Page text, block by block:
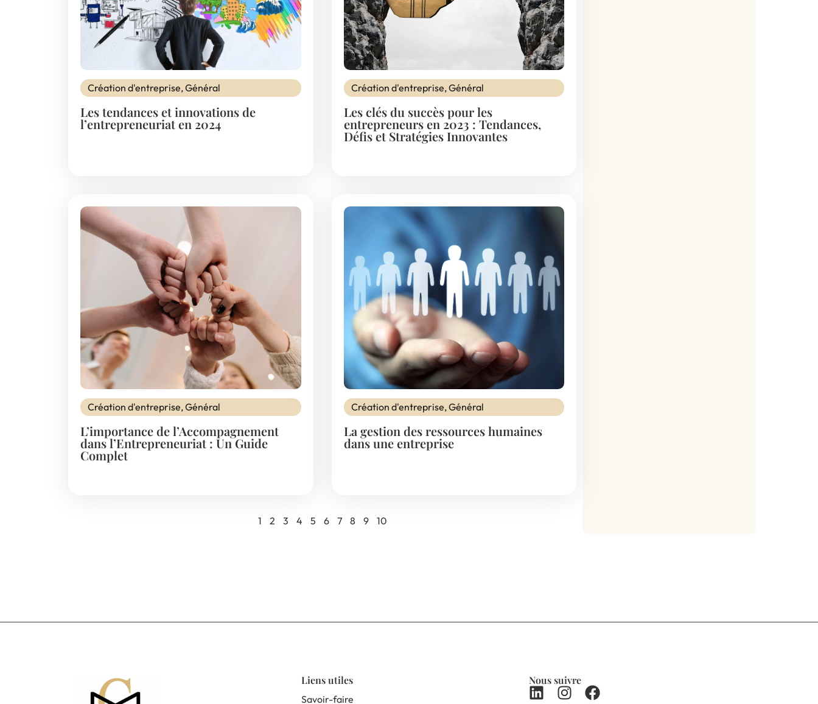
Création d'entreprise,Général
Les tendances et innovations de
l’entrepreneuriat en 2024
Création d'entreprise,Général
Les clés du succès pour les
entrepreneurs en 2023 : Tendances,
Défis et Stratégies Innovantes
Création d'entreprise,Général
L’importance de l’Accompagnement
dans l’Entrepreneuriat : Un Guide
Complet
Création d'entreprise,Général
La gestion des ressources humaines
dans une entreprise
1 2 3 4 5 6 7 8 9 10
Liens utiles
Savoir-faire
Nous suivre